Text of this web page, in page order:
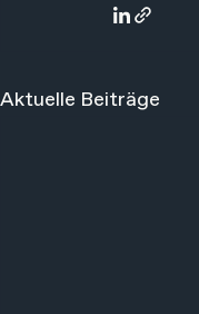
Aktuelle Beiträge